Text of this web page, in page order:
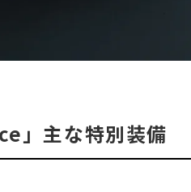
」主な特別装備